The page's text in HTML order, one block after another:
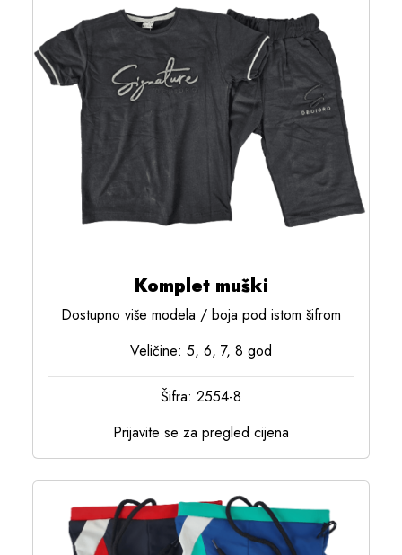
Komplet muški
Dostupno više modela / boja pod istom šifrom
Veličine: 5, 6, 7, 8 god
Šifra: 2554-8
Prijavite se za pregled cijena